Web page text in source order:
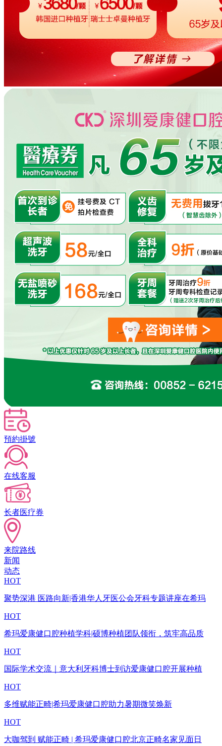
預約掛號
在线客服
长者医疗券
来院路线
新闻
动态
HOT
聚势深港 医路向新|香港华人牙医公会牙科专题讲座在希玛
HOT
希玛爱康健口腔种植学科|硕博种植团队领衔，筑牢高品质
HOT
国际学术交流｜意大利牙科博士到访爱康健口腔开展种植
HOT
多维赋能正畸|希玛爱康健口腔助力暑期微笑焕新
HOT
大咖驾到 赋能正畸 | 希玛爱康健口腔北京正畸名家见面日